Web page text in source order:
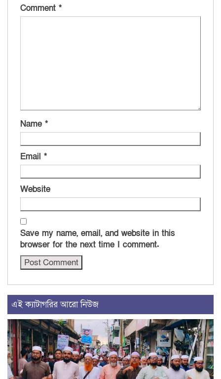
Comment *
Name *
Email *
Website
Save my name, email, and website in this
browser for the next time I comment.
এই ক্যাটাগরির আরো নিউজ